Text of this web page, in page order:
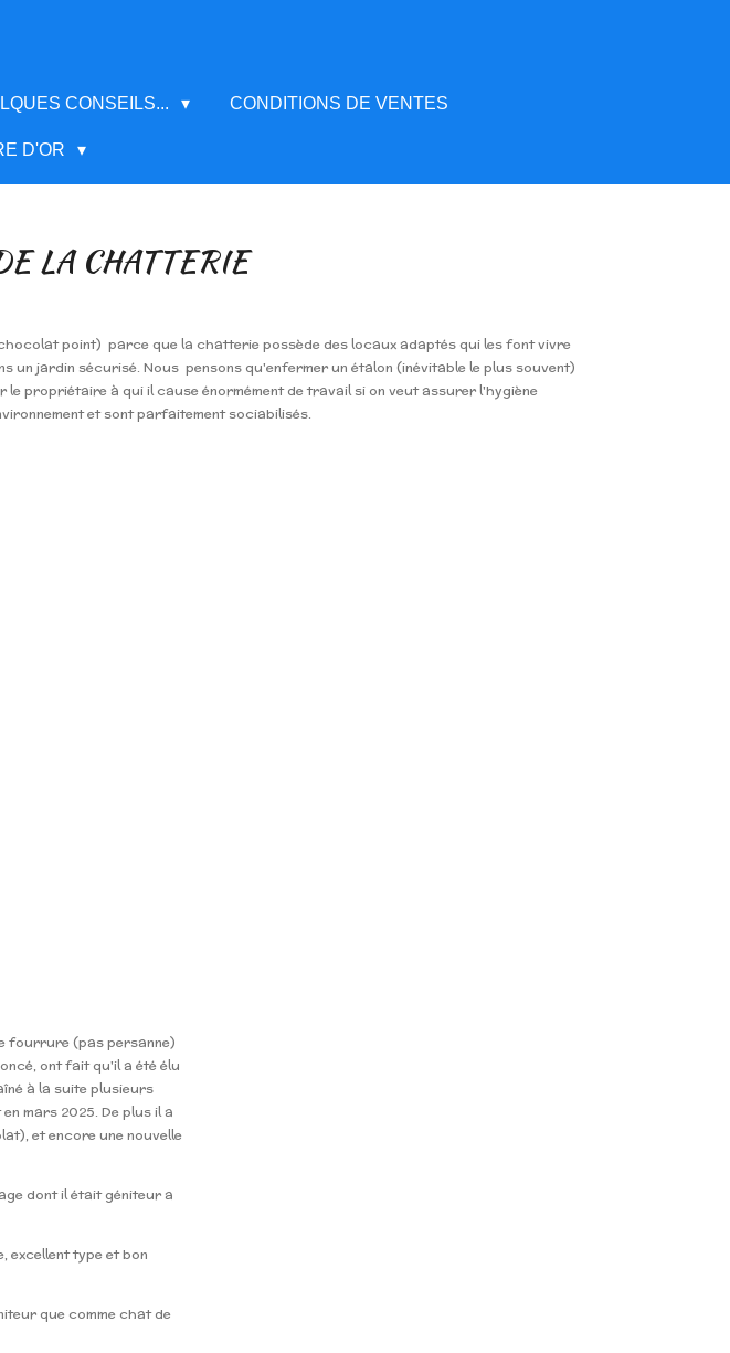
CONSEILS... CONDITIONS DE VENTES
D'OR
LA CHATTERIE
point) parce que la chatterie possède des locaux adaptés qui les font vivre
un jardin sécurisé. Nous pensons qu'enfermer un étalon (inévitable le plus souvent)
propriétaire à qui il cause énormément de travail si on veut assurer l'hygiène
et sont parfaitement sociabilisés.
fourrure(pas persanne)
ont fait qu'il a été élu
à la suite plusieurs
mars 2025. De plus il a
et encore une nouvelle
dont il était géniteur a
excellent type et bon
que comme chat de